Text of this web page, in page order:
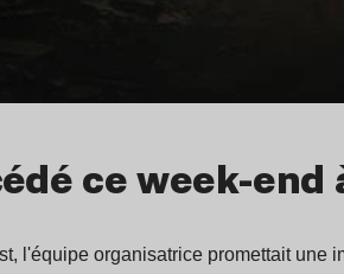
ce week-
l'équipe organisatrice promettait